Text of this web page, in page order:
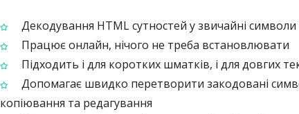
Декодування HTML сутностей у звичайні
Працює онлайн, нічого не треба встановлювати
Підходить і для коротких шматків, і для довгих
Допомагає швидко перетворити закодовані
копіювання та редагування